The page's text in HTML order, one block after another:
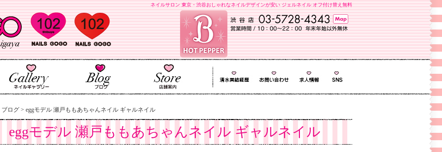
ネイルサロン 東京・渋谷おしゃれなネイルデザインが安い ジェルネイル オフ付け替え無料
ブログ > eggモデル 瀬戸ももあちゃんネイル ギャルネイル
eggモデル 瀬戸ももあちゃんネイル ギャルネイル